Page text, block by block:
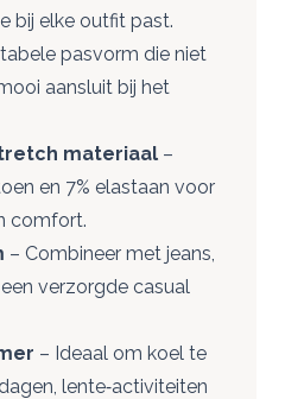
bij elke outfit past.
pasvorm die niet
aansluit bij het
materiaal –
en 7% elastaan voor
comfort.
– Combineer met jeans,
verzorgde casual
– Ideaal om koel te
lente‑activiteiten